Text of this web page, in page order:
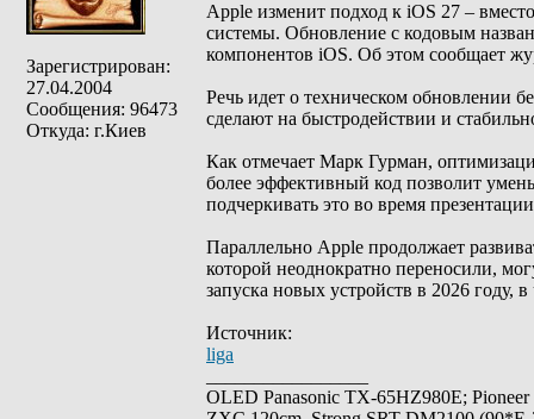
Зарегистрирован:
27.04.2004
Сообщения: 96473
Откуда: г.Киев
Apple изменит подход к iOS 27 –
системы. Обновление с кодовым
компонентов iOS. Об этом сообщает
Речь идет о техническом обновлении
сделают на быстродействии и
Как отмечает Марк Гурман,
более эффективный код позволит
подчеркивать это во время
Параллельно Apple продолжает
которой неоднократно переносили,
запуска новых устройств в 2026 году,
Источник:
liga
OLED Panasonic TX-65HZ980E;